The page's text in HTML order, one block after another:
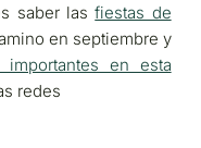
saber lasfiestas de
en septiembre y
importantes en esta
redes